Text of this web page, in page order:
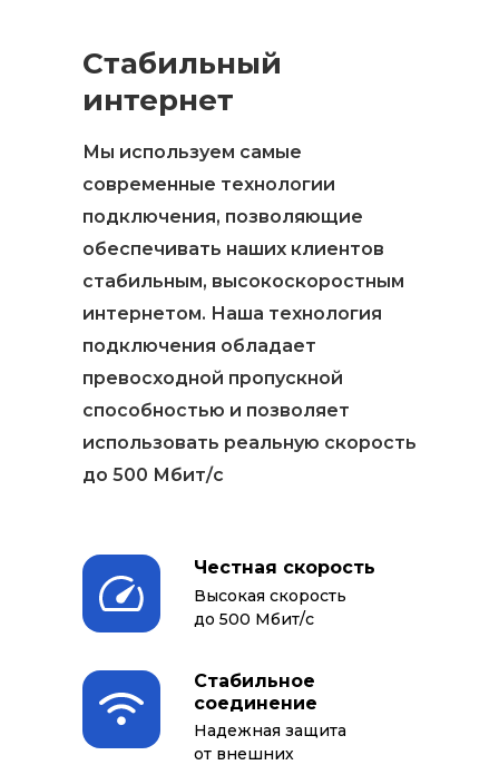
Стабильный
интернет
Мы используем самые
современные технологии
подключения, позволяющие
обеспечивать наших клиентов
стабильным, высокоскоростным
интернетом. Наша технология
подключения обладает
превосходной пропускной
способностью и позволяет
использовать реальную скорость
до 500 Мбит/с
Честная скорость
Высокая скорость
до 500 Мбит/с
Стабильное
соединение
Надежная защита
от внешних